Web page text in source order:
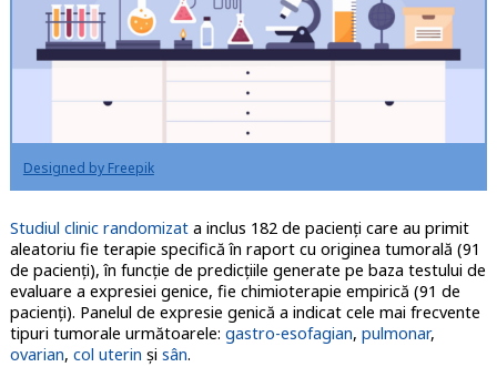
Designed by Freepik
Studiul clinic randomizata inclus 182 de pacienţi care au primit
aleatoriu fie terapie specifică în raport cu originea tumorală (91
de pacienţi), în funcţie de predicţiile generate pe baza testului de
evaluare a expresiei genice, fie chimioterapie empirică (91 de
pacienţi). Panelul de expresie genică a indicat cele mai frecvente
tipuri tumorale următoarele: gastro-esofagian, pulmonar,
ovarian, col uterin şi sân.